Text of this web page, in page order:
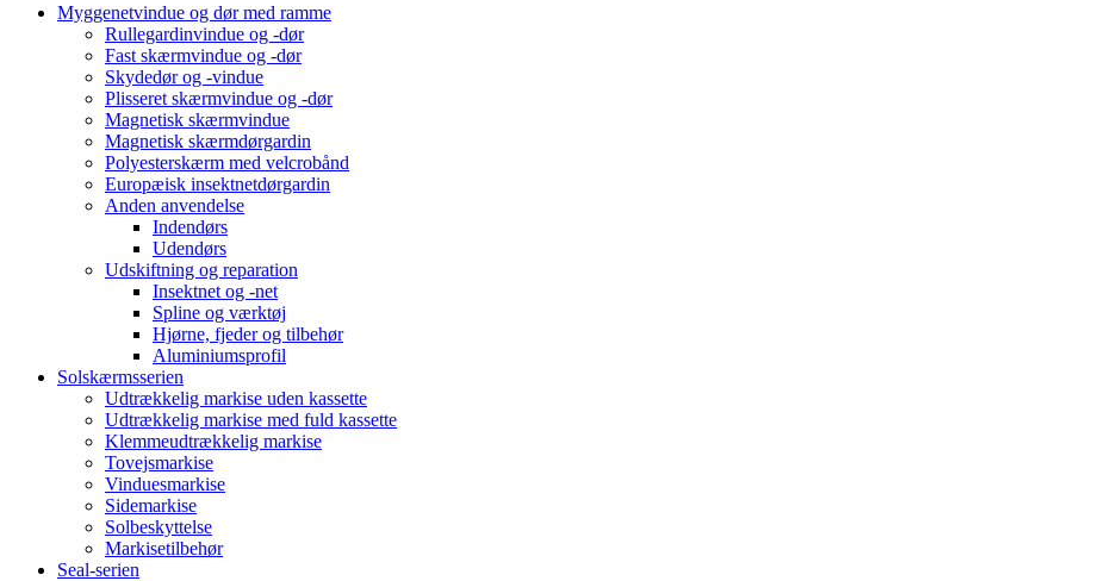
Myggenetvindue og dør med ramme
Rullegardinvindue og -dør
Fast skærmvindue og -dør
Skydedør og -vindue
Plisseret skærmvindue og -dør
Magnetisk skærmvindue
Magnetisk skærmdørgardin
Polyesterskærm med velcrobånd
Europæisk insektnetdørgardin
Anden anvendelse
Indendørs
Udendørs
Udskiftning og reparation
Insektnet og -net
Spline og værktøj
Hjørne, fjeder og tilbehør
Aluminiumsprofil
Solskærmsserien
Udtrækkelig markise uden kassette
Udtrækkelig markise med fuld kassette
Klemmeudtrækkelig markise
Tovejsmarkise
Vinduesmarkise
Sidemarkise
Solbeskyttelse
Markisetilbehør
Seal-serien